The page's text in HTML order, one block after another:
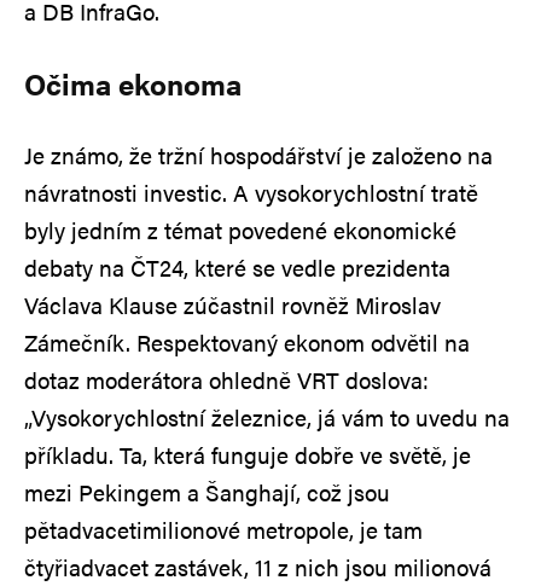
a DB InfraGo.
Očima ekonoma
Je známo, že tržní hospodářství je založeno na
návratnosti investic. A vysokorychlostní tratě
byly jedním z témat povedené ekonomické
debaty na ČT24, které se vedle prezidenta
Václava Klause zúčastnil rovněž Miroslav
Zámečník. Respektovaný ekonom odvětil na
dotaz moderátora ohledně VRT doslova:
„Vysokorychlostní železnice, já vám to uvedu na
příkladu. Ta, která funguje dobře ve světě, je
mezi Pekingem a Šanghají, což jsou
pětadvacetimilionové metropole, je tam
čtyřiadvacet zastávek, 11 z nich jsou milionová